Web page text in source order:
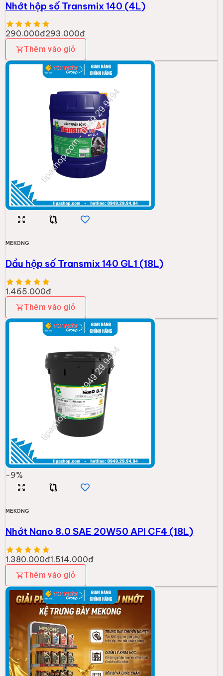
Nhớt hộp số Transmix 140 (4L)
290.000đ293.000đ
Thêm vào giỏ
MEKONG
Dầu hộp số Transmix 140 GL1 (18L)
1.465.000đ
Thêm vào giỏ
-9%
MEKONG
Nhớt Nano 8.0 SAE 20W50 API CF4 (18L)
1.380.000đ1.514.000đ
Thêm vào giỏ